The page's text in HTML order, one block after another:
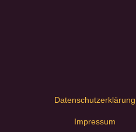
Datenschutzerklärung
Impressum